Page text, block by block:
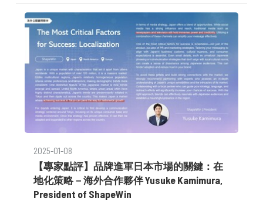
2025-01-08
【專家點評】品牌進軍日本市場的關鍵：在
地化策略－海外合作夥伴 Yusuke Kamimura​,
President​ of ShapeWin